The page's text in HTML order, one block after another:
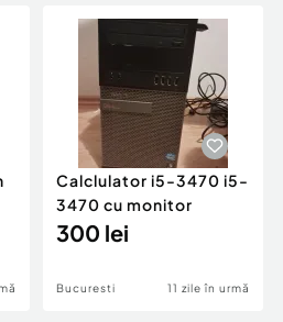
profesionale
Calclulator i5-3470 i5-
3470 cu monitor
300 lei
Bucuresti 11 zile în urmă